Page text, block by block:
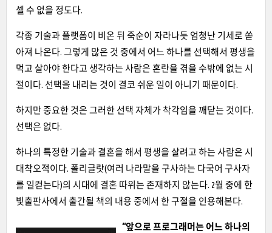
셀 수 없을 정도다.
각종 기술과 플랫폼이 비온 뒤 죽순이 자라나듯 엄청난 기세로 쏟
아져 나온다. 그렇게 많은 것 중에서 어느 하나를 선택해서 평생을
먹고 살아야 한다고 생각하는 사람은 혼란을 겪을 수밖에 없는 시
절이다. 선택을 내리는 것이 결코 쉬운 일이 아니기 때문이다.
하지만 중요한 것은 그러한 선택 자체가 착각임을 깨닫는 것이다.
선택은 없다.
하나의 특정한 기술과 결혼을 해서 평생을 살려고 하는 사람은 시
대착오적이다. 폴리글랏(여러 나라말을 구사하는 다국어 구사자
를 일컫는다)의 시대에 결혼 따위는 존재하지 않는다. 2월 중에 한
빛출판사에서 출간될 책의 내용 중에서 한 구절을 인용해본다.
“앞으로 프로그래머는 어느 하나의